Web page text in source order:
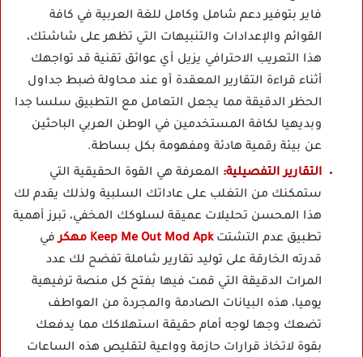
فاير بتوفير دعم شامل وكامل للغة العربية في كافة
القوائم والإعدادات والتنبيهات التي تظهر على شاشتك،
هذا التعريب الاحترافي يزيل أي عوائق تقنية قد تواجهك
أثناء قراءة التقارير المعقدة أو عند محاولة ضبط جداول
الحظر الدقيقة مما يجعل التعامل مع التطبيق سلسا جدا
وبديهيا لكافة المستخدمين في الوطن العربي الباحثين
عن بيئة رقمية هادئة ومفهومة بكل بساطة.
التقارير التفصيلية: المعرفة هي القوة الحقيقية التي
ستمكنك من التغلب على عاداتك السلبية ولذلك يقدم لك
هذا المحسن تحليلات عميقة لسلوكك المخفي، تبرز أهمية
تطبيق عدم التشتتKeep Me Out Mod Apk مهكر
في
قدرته الخارقة على توليد تقارير شاملة تفضح لك عدد
المرات الدقيقة التي قمت فيها بفتح كل منصة ترفيهية
يوميا، هذه البيانات الصادمة والمجردة من العواطف
تضعك وجها لوجه أمام حقيقة استهلاكك مما يدفعك
بقوة لاتخاذ قرارات حازمة وواعية لتقليص هذه الساعات